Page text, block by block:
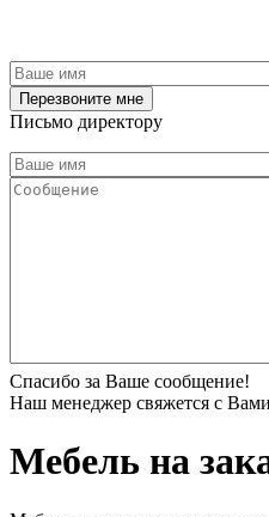
Письмо директору
Спасибо за Ваше сообщение!
Наш менеджер свяжется с
Мебель на